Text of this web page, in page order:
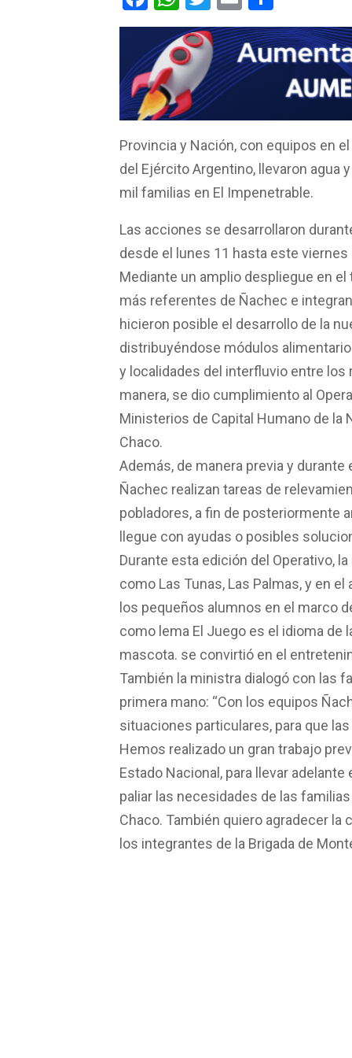
a
ce
b
o
o
k
h
at
s
A
p
p
wi
tt
er
m
ail
o
m
p
ar
tir
Provincia y Nación, con equipos en
del Ejército Argentino, llevaron agua
mil familias en El Impenetrable.
Las acciones se desarrollaron
desde el lunes 11 hasta este viernes
Mediante un amplio despliegue en
más referentes de Ñachec e
hicieron posible el desarrollo de la
distribuyéndose módulos
y localidades del interfluvio entre los
manera, se dio cumplimiento al
Ministerios de Capital Humano de la
Chaco.
Además, de manera previa y
Ñachec realizan tareas de
pobladores, a fin de posteriormente
llegue con ayudas o posibles
Durante esta edición del Operativo,
como Las Tunas, Las Palmas, y en
los pequeños alumnos en el marco
como lema El Juego es el idioma de
mascota. se convirtió en el
También la ministra dialogó con las
primera mano: “Con los equipos
situaciones particulares, para que
Hemos realizado un gran trabajo
Estado Nacional, para llevar
paliar las necesidades de las
Chaco. También quiero agradecer la
los integrantes de la Brigada de